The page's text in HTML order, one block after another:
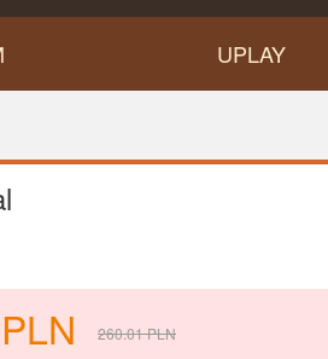
UPLAY
PLN 260.01PLN